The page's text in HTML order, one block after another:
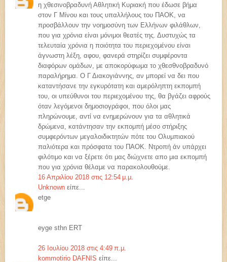
η χθεσινοβραδυνή Αθλητική Κυριακή που έδωσε βήμα
στον Γ Μίνου και τους υπαλλήλους του ΠΑΟΚ, να
προσβάλλουν την νοημοσύνη των Ελλήνων φιλάθλων,
που για χρόνια είναι μόνιμοι θεατές της. Δυστυχώς τα
τελευταία χρόνια η ποιότητα του περιεχομένου είναι
άγνωστη λέξη, αφου, φανερά στηρίζει συμφέροντα
διαφόρων ομάδων, με αποκορύφωμα το χθεσθνοβραδυνό
παραλήρημα. Ο Γ Διακογιάννης, αν μπορεί να δει που
καταντήσανε την εγκυρότατη και αμερόληπτη εκπομπή
του, οι υπεύθυνοι του περιεχομένου της, θα βγάζει αφρούς
όταν λεγόμενοι δημοσιογράφοι, που όλοι μας
πληρώνουμε, αντί να ενημερώνουν για τα αθλητικά
δρώμενα, κατάντησαν την εκπομπή μέσο στήριξης
συμφερόντων μεγαλοιδικτητών πότε του Ολυμπιακού
παλιότερα και πρόσφατα του ΠΑΟΚ. Ντροπή άν υπάρχει
φιλότιμο και να ξέρετε ότι μας διώχνετε απο μια εκπομπή
που για χρόνια θέλαμε να παρακολουθούμε.
16 Απριλίου 2018 στις 12:54 μ.μ.
Unknown είπε...
etge
eyge sthn ERT
26 Ιουλίου 2018 στις 4:49 π.μ.
kommotirio DAFNIS είπε...